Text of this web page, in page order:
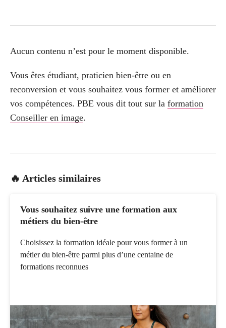
Aucun contenu n’est pour le moment disponible.
Vous êtes étudiant, praticien bien-être ou en
reconversion et vous souhaitez vous former et améliorer
vos compétences. PBE vous dit tout sur la formation
Conseiller en image.
🔥 Articles similaires
Vous souhaitez suivre une formation aux
métiers du bien-être
Choisissez la formation idéale pour vous former à un
métier du bien-être parmi plus d’une centaine de
formations reconnues